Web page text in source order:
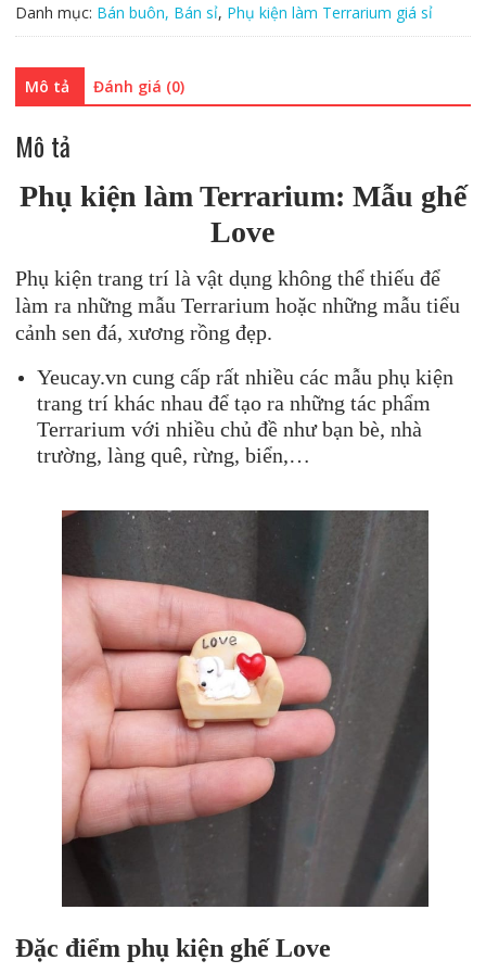
(giá
số
lượng
Danh mục: Bán buôn, Bán sỉ, Phụ kiện làm Terrarium giá sỉ
Mô tả Đánh giá (0)
Mô tả
Phụ kiện làm Terrarium: Mẫu ghế
Love
Phụ kiện trang trí là vật dụng không thể thiếu để
làm ra những mẫu Terrarium hoặc những mẫu tiểu
cảnh sen đá, xương rồng đẹp.
Yeucay.vn cung cấp rất nhiều các mẫu phụ kiện
trang trí khác nhau để tạo ra những tác phẩm
Terrarium với nhiều chủ đề như bạn bè, nhà
trường, làng quê, rừng, biển,…
Đặc điểm phụ kiện ghế Love